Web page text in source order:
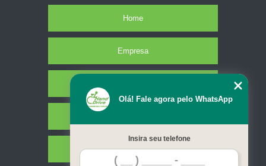
Home
Empresa
Contato
Olá! Fale agora pelo WhatsApp
Insira seu telefone